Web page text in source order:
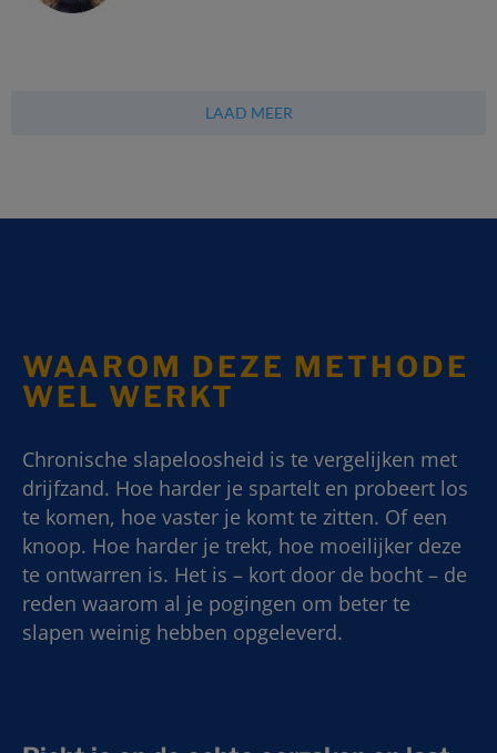
LAAD MEER
WAAROM DEZE METHODE
WEL WERKT
Chronische slapeloosheid is te vergelijken met
drijfzand. Hoe harder je spartelt en probeert los
te komen, hoe vaster je komt te zitten. Of een
knoop. Hoe harder je trekt, hoe moeilijker deze
te ontwarren is. Het is – kort door de bocht – de
reden waarom al je pogingen om beter te
slapen weinig hebben opgeleverd.